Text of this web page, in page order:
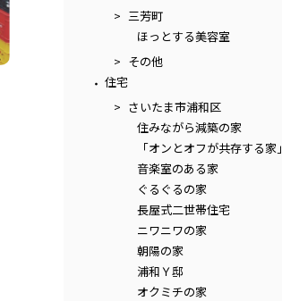
三芳町
ほっとする美容室
その他
住宅
さいたま市浦和区
住みながら減築の家
「オンとオフが共存する家」
音楽室のある家
ぐるぐるの家
長屋式二世帯住宅
ニワニワの家
朝陽の家
浦和Ｙ邸
オクミチの家